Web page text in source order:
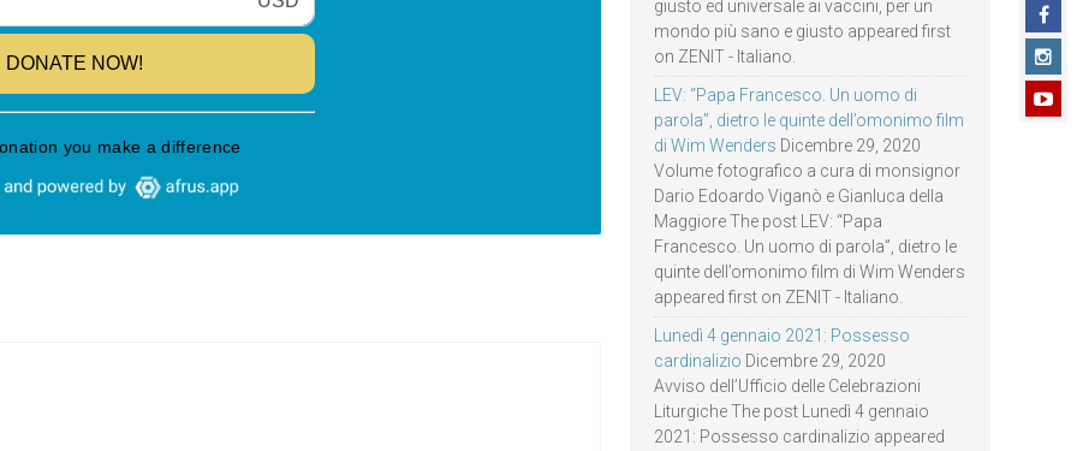
giusto ed universale ai vaccini, per un
mondo più sano e giusto appeared first
on ZENIT - Italiano.
LEV: “Papa Francesco. Un uomo di
parola”, dietro le quinte dell’omonimo film
di Wim Wenders Dicembre 29, 2020
Volume fotografico a cura di monsignor
Dario Edoardo Viganò e Gianluca della
Maggiore The post LEV: “Papa
Francesco. Un uomo di parola”, dietro le
quinte dell’omonimo film di Wim Wenders
appeared first on ZENIT - Italiano.
Lunedì 4 gennaio 2021: Possesso
cardinalizio Dicembre 29, 2020
Avviso dell’Ufficio delle Celebrazioni
Liturgiche The post Lunedì 4 gennaio
2021: Possesso cardinalizio appeared